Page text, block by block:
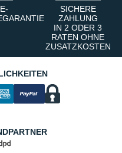
SICHERE
ZAHLUNG
IN 2 ODER 3
RATEN OHNE
ZUSATZKOSTEN